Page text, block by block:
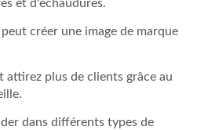
et d'échaudures.
créer une image de marque
attirez plus de clients grâce au
dans différents types de